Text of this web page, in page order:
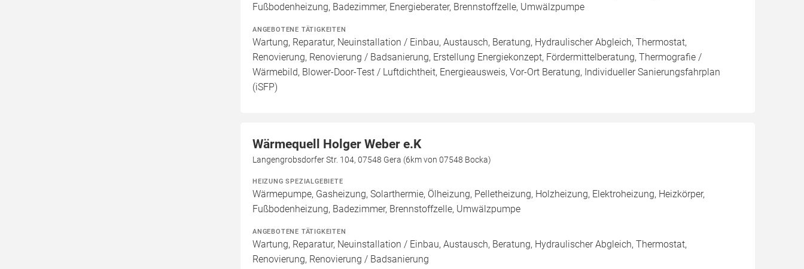
Fußbodenheizung, Badezimmer, Energieberater, Brennstoffzelle, Umwälzpumpe
ANGEBOTENE TÄTIGKEITEN
Wartung, Reparatur, Neuinstallation / Einbau, Austausch, Beratung, Hydraulischer Abgleich, Thermostat,
Renovierung, Renovierung / Badsanierung, Erstellung Energiekonzept, Fördermittelberatung, Thermografie /
Wärmebild, Blower-Door-Test / Luftdichtheit, Energieausweis, Vor-Ort Beratung, Individueller Sanierungsfahrplan
(iSFP)
Wärmequell Holger Weber e.K
Langengrobsdorfer Str. 104, 07548 Gera (6km von 07548 Bocka)
HEIZUNG SPEZIALGEBIETE
Wärmepumpe, Gasheizung, Solarthermie, Ölheizung, Pelletheizung, Holzheizung, Elektroheizung, Heizkörper,
Fußbodenheizung, Badezimmer, Brennstoffzelle, Umwälzpumpe
ANGEBOTENE TÄTIGKEITEN
Wartung, Reparatur, Neuinstallation / Einbau, Austausch, Beratung, Hydraulischer Abgleich, Thermostat,
Renovierung, Renovierung / Badsanierung